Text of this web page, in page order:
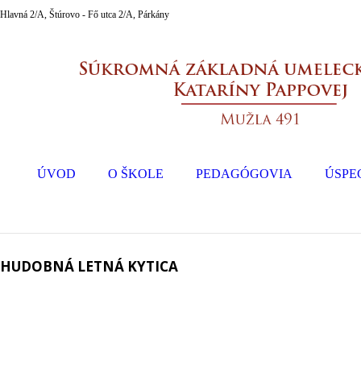
Hlavná 2/A, Štúrovo - Fő utca 2/A, Párkány
ÚVOD O ŠKOLE PEDAGÓGOVIA
HUDOBNÁ LETNÁ KYTICA